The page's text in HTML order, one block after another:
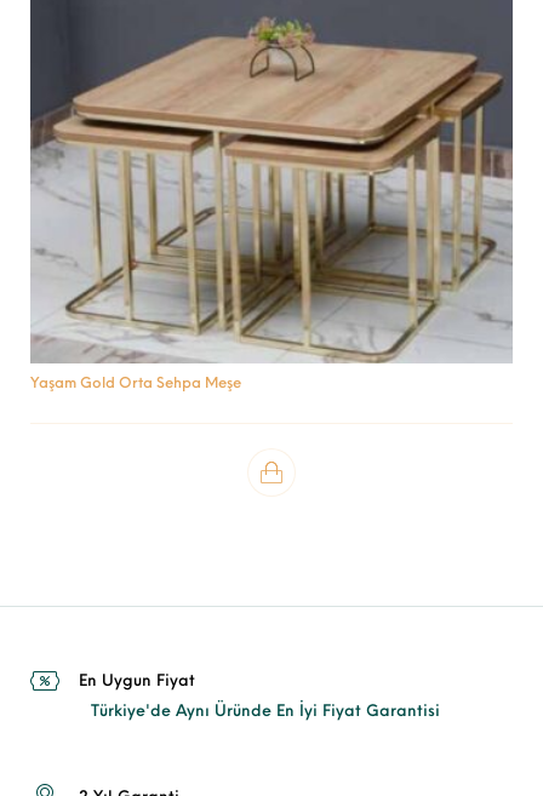
Yaşam Gold Orta Sehpa Meşe
En Uygun Fiyat
Türkiye'de Aynı Üründe En İyi Fiyat Garantisi